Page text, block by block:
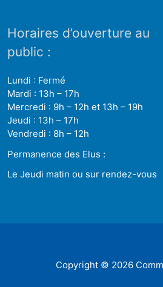
Horaires d’ouverture au
public :
Lundi : Fermé
Mardi : 13h – 17h
Mercredi : 9h – 12h et 13h – 19h
Jeudi : 13h – 17h
Vendredi : 8h – 12h
Permanence des Elus :
Le Jeudi matin ou sur rendez-vous
Copyright © 2026